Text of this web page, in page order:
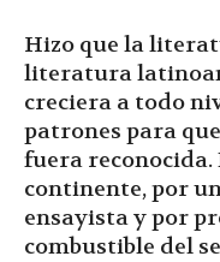
Hizo que la
literatura
creciera a todo
patrones para
fuera reconocida.
continente, por
ensayista y por
combustible del